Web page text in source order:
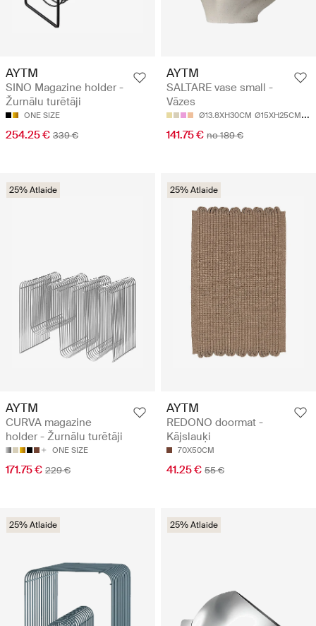
AYTM
SINO Magazine holder -
Žurnālu turētāji
ONE SIZE
254.25 € 339 €
AYTM
SALTARE vase small -
Vāzes
Ø13.8XH30CM Ø15XH25CM
141.75 € no 189 €
25% Atlaide
AYTM
CURVA magazine
holder - Žurnālu turētāji
ONE SIZE
171.75 € 229 €
25% Atlaide
AYTM
REDONO doormat -
Kājslauķi
70X50CM
41.25 € 55 €
25% Atlaide 25% Atlaide